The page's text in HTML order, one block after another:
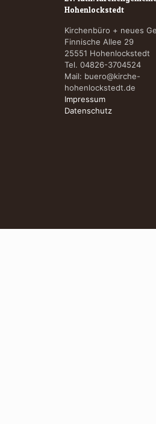
Hohenlockstedt
Kirchenbüro + neues
Finnische Allee 29
25551 Hohenlockstedt
Tel. 04826-3704524
Mail: buero@kirche-
hohenlockstedt.de
Impressum
Datenschutz